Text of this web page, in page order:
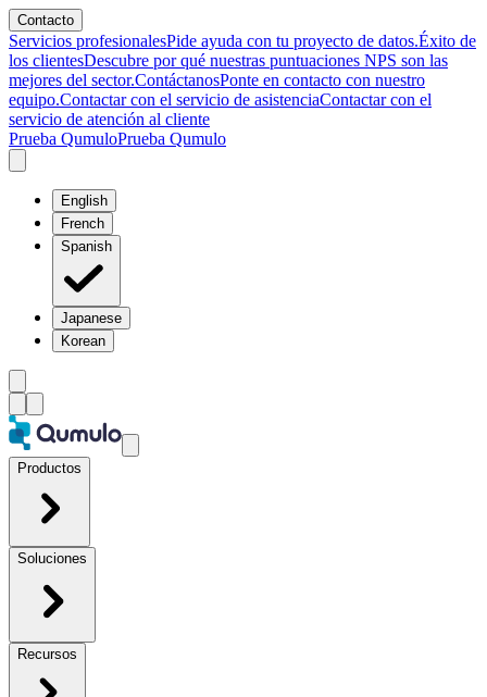
Contacto
Servicios profesionalesPide ayuda con tu proyecto de datos.Éxito de
los clientesDescubre por qué nuestras puntuaciones NPS son las
mejores del sector.ContáctanosPonte en contacto con nuestro
equipo.Contactar con el servicio de asistenciaContactar con el
servicio de atención al cliente
Prueba QumuloPrueba Qumulo
English
French
Spanish
Japanese
Korean
Productos
Soluciones
Recursos